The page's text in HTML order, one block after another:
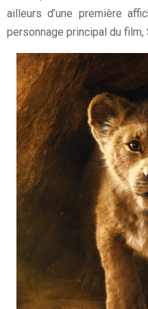
ailleurs d’une première
personnage principal du film,